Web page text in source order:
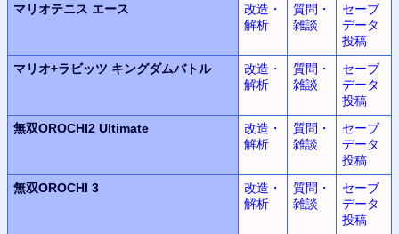
マリオテニス エース
改造・
解析
質問・
雑談
セーブ
データ
投稿
マリオ+ラビッツ キングダムバトル
改造・
解析
質問・
雑談
セーブ
データ
投稿
無双OROCHI2 Ultimate
改造・
解析
質問・
雑談
セーブ
データ
投稿
無双OROCHI 3
改造・
解析
質問・
雑談
セーブ
データ
投稿